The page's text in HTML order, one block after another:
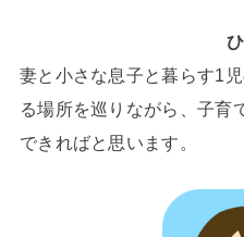
妻と小さな息子と暮らす1
る場所を巡りながら、子育
できればと思います。